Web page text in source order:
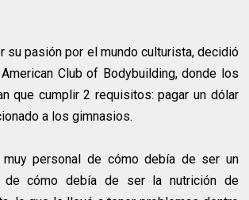
su pasión por el mundo culturista, decidió
Club of Bodybuilding, donde los
que cumplir 2 requisitos: pagar un dólar
a los gimnasios.
muy personal de cómo debía de ser un
de cómo debía de ser la nutrición de